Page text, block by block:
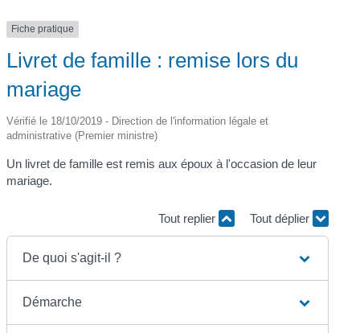
Fiche pratique
Livret de famille : remise lors du
mariage
Vérifié le 18/10/2019 - Direction de l'information légale et
administrative (Premier ministre)
Un livret de famille est remis aux époux à l'occasion de leur
mariage.
Tout replier Tout déplier
De quoi s'agit-il ?
Démarche